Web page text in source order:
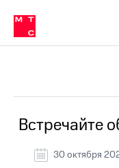
связь
Сервисы и подписки
30% на связь
кабинеты
Мобильная
и
ТВ
в МТС
Услуги
Роуминг
Встречайте
30 октября